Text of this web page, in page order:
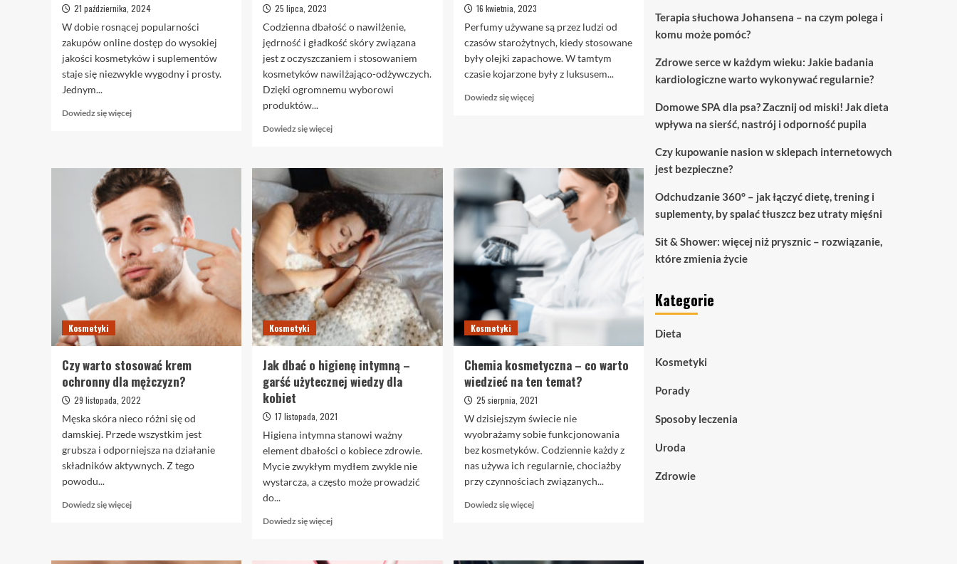
21 października, 2024
W dobie rosnącej popularności
zakupów online dostęp do wysokiej
jakości kosmetyków i suplementów
staje się niezwykle wygodny i prosty.
Jednym...
Dowiedz się więcejDowiedz
warto
wybrać
drogerię
internetową
Puls
dla
Zdrowia?
25 lipca, 2023
Codzienna dbałość o nawilżenie,
jędrność i gładkość skóry związana
jest z oczyszczaniem i stosowaniem
kosmetyków nawilżająco-odżywczych.
Dzięki ogromnemu wyborowi
produktów...
Dowiedz się więcejDowiedz
o
Pielęgnacja
po
kąpieli
–
mleczko
do
ciała
czy
balsam?
16 kwietnia, 2023
Perfumy używane są przez ludzi od
czasów starożytnych, kiedy stosowane
były olejki zapachowe. W tamtym
czasie kojarzone były z luksusem...
Dowiedz się więcejDowiedz
Banani
może
Jaguar?
Kosmetyki
Czy warto stosować krem
ochronny dla mężczyzn?
29 listopada, 2022
Męska skóra nieco różni się od
damskiej. Przede wszystkim jest
grubsza i odporniejsza na działanie
składników aktywnych. Z tego
powodu...
Dowiedz się więcejDowiedz
Kosmetyki
Jak dbać o higienę intymną –
garść użytecznej wiedzy dla
kobiet
17 listopada, 2021
Higiena intymna stanowi ważny
element dbałości o kobiece zdrowie.
Mycie zwykłym mydłem zwykle nie
wystarcza, a często może prowadzić
do...
Dowiedz się więcejDowiedz
Kosmetyki
Chemia kosmetyczna – co warto
wiedzieć na ten temat?
25 sierpnia, 2021
W dzisiejszym świecie nie
wyobrażamy sobie funkcjonowania
bez kosmetyków. Codziennie każdy z
nas używa ich regularnie, chociażby
przy czynnościach związanych...
Dowiedz się więcejDowiedz
Terapia słuchowa Johansena – na czym polega i
komu może pomóc?
Zdrowe serce w każdym wieku: Jakie badania
kardiologiczne warto wykonywać regularnie?
Domowe SPA dla psa? Zacznij od miski! Jak dieta
wpływa na sierść, nastrój i odporność pupila
Czy kupowanie nasion w sklepach internetowych
jest bezpieczne?
Odchudzanie 360° – jak łączyć dietę, trening i
suplementy, by spalać tłuszcz bez utraty mięśni
Sit & Shower: więcej niż prysznic – rozwiązanie,
które zmienia życie
Kategorie
Dieta
Kosmetyki
Porady
Sposoby leczenia
Uroda
Zdrowie